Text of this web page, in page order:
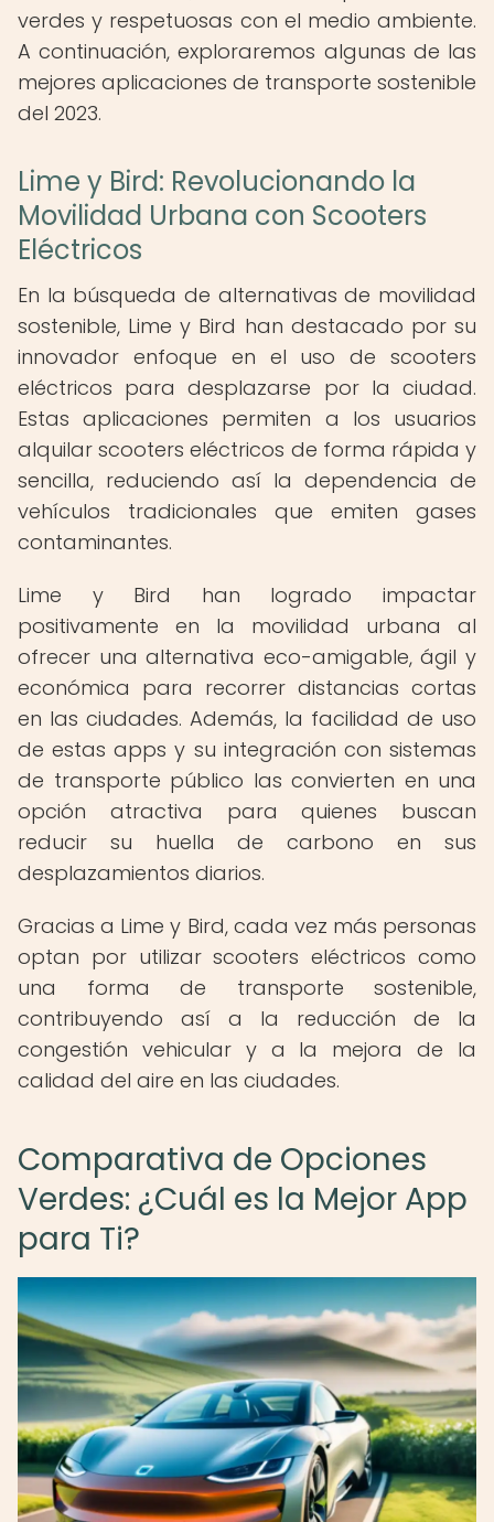
verdes y respetuosas con el medio ambiente.
A continuación, exploraremos algunas de las
mejores aplicaciones de transporte sostenible
del 2023.
Lime y Bird: Revolucionando la
Movilidad Urbana con Scooters
Eléctricos
En la búsqueda de alternativas de movilidad
sostenible, Lime y Bird han destacado por su
innovador enfoque en el uso de scooters
eléctricos para desplazarse por la ciudad.
Estas aplicaciones permiten a los usuarios
alquilar scooters eléctricos de forma rápida y
sencilla, reduciendo así la dependencia de
vehículos tradicionales que emiten gases
contaminantes.
Lime y Bird han logrado impactar
positivamente en la movilidad urbana al
ofrecer una alternativa eco-amigable, ágil y
económica para recorrer distancias cortas
en las ciudades. Además, la facilidad de uso
de estas apps y su integración con sistemas
de transporte público las convierten en una
opción atractiva para quienes buscan
reducir su huella de carbono en sus
desplazamientos diarios.
Gracias a Lime y Bird, cada vez más personas
optan por utilizar scooters eléctricos como
una forma de transporte sostenible,
contribuyendo así a la reducción de la
congestión vehicular y a la mejora de la
calidad del aire en las ciudades.
Comparativa de Opciones
Verdes: ¿Cuál es la Mejor App
para Ti?